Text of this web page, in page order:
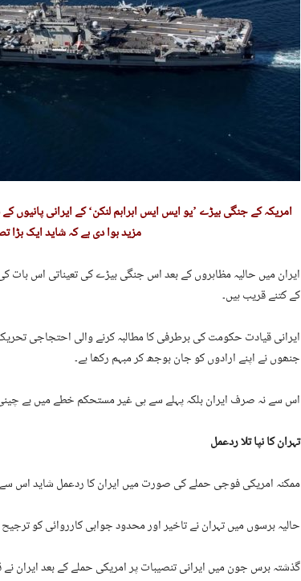
امریکہ کے جنگی بیڑے ’یو ایس ایس ابراہم لنکن‘ کے ایرانی
مزید ہوا دی ہے کہ شاید ایک بڑا
ایران میں حالیہ مظاہروں کے بعد اس جنگی بیڑے کی تعیناتی اس بات
کے کتنے قریب ہیں۔
ایرانی قیادت حکومت کی برطرفی کا مطالبہ کرنے والی احتجاجی
جنھوں نے اپنے ارادوں کو جان بوجھ کر مبہم رکھا ہے۔
اس سے نہ صرف ایران بلکہ پہلے سے ہی غیر مستحکم خطے میں بے
تہران کا نپا تلا ردعمل
ممکنہ امریکی فوجی حملے کی صورت میں ایران کا ردعمل شاید اس سے
حالیہ برسوں میں تہران نے تاخیر اور محدود جوابی کارروائی کو
گذشتہ برس جون میں ایرانی تنصیبات پر امریکی حملے کے بعد ایران